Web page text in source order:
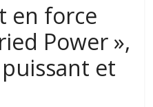
en force
Power »,
et